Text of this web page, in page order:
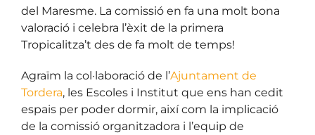
del Maresme. La comissió en fa una molt bona
valoració i celebra l’èxit de la primera
Tropicalitza’t des de fa molt de temps!
Agraïm la col·laboració de l’Ajuntament de
Tordera, les Escoles i Institut que ens han cedit
espais per poder dormir, així com la implicació
de la comissió organitzadora i l’equip de